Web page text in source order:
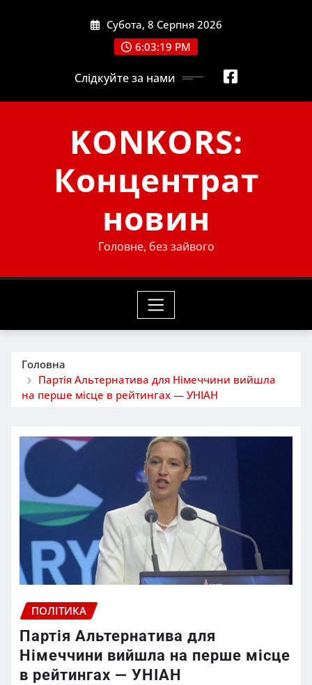
Субота, 8 Серпня 2026
6:03:19 PM
Слідкуйте за нами
KONKORS:
Концентрат
новин
Головне, без зайвого
Головна
Партія Альтернатива для Німеччини вийшла
на перше місце в рейтингах — УНІАН
ПОЛІТИКА
Партія Альтернатива для
Німеччини вийшла на перше місце
в рейтингах — УНІАН